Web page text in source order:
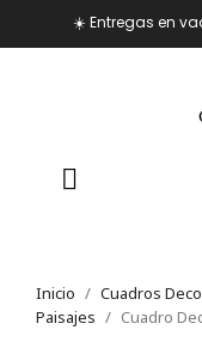
☀️ Entregas en
Inicio Cuadros
Paisajes
Cuadro